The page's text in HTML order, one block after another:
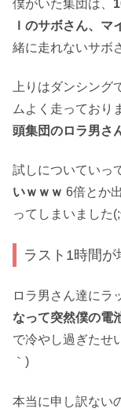
僕がいた集団は、
Ｉのサボさん、マ
緒に走れないサボ
上りはダンシン
ムよく走っており
頭集団のロラ男さ
試しについていっ
いｗｗｗ 6倍とか
ってしまいました
ラスト1時間が
ロラ男さん達にラ
なって突然僕の電
で冷やし過ぎたせ
｀)
本当に申し訳ない